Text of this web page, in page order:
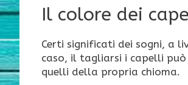
Il colore dei
Certi significati dei sogni, a
caso, il tagliarsi i capelli
quelli della propria chioma.